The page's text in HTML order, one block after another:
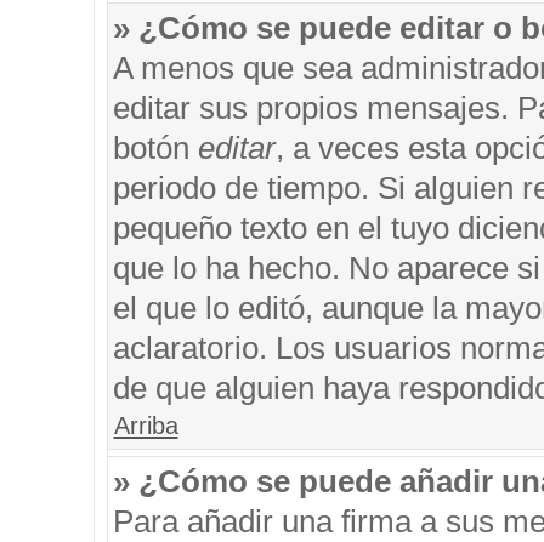
» ¿Cómo se puede editar o
A menos que sea
editar sus propios mensajes.
botón editar, a veces esta
periodo de tiempo. Si alguien
pequeño texto en el tuyo
que lo ha hecho. No aparece
el que lo editó, aunque la
aclaratorio. Los usuarios
de que alguien haya
Arriba
» ¿Cómo se puede añadir
Para añadir una firma a sus